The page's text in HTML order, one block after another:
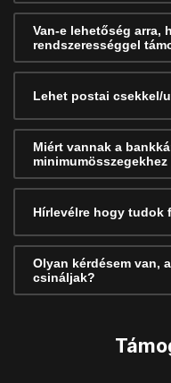
Van-e lehetőség arra,
rendszerességgel
Lehet postai csekkel/
Miért vannak a
Hírlevélre hogy tudok
Olyan kérdésem van,
csináljak?